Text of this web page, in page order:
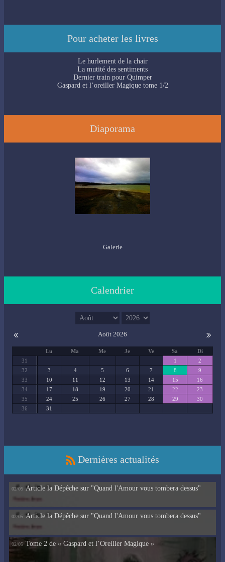
Pour acheter les livres
Le hurlement de la chair
La mutité des sentiments
Dernier train pour Quimper
Gaspard et l’oreiller Magique tome 1/2
Diaporama
Galerie
Calendrier
Août 2026
Lu Ma Me Je Ve Sa
Di
31
1
2
32
3 4 5 6 7 8
9
33
10 11 12 13 14 15
16
34
17 18 19 20 21 22
23
35
24 25 26 27 28 29
30
36
31
Dernières actualités
02/05 Article la Dépêche sur "Quand l'Amour vous tombera dessus"
02/05 Article la Dépêche sur "Quand l'Amour vous tombera dessus"
02/05 Tome 2 de « Gaspard et l’Oreiller Magique »